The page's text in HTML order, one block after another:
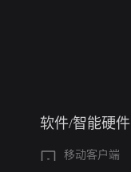
软件/智能硬件
移动客户端